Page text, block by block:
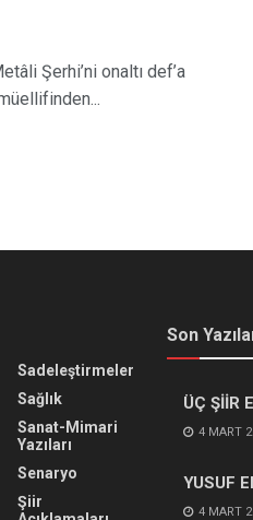
Şerhi’ni onaltı def’a
Sadeleştirmeler
Sağlık
Sanat-Mimari
Yazıları
Senaryo
Şiir
Son
ÜÇ ŞİİR
4 MART
YUSUF
4 MART